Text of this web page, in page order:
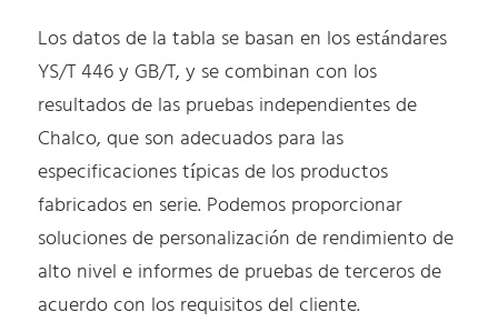
Los datos de la tabla se basan en los estándares
YS/T 446 y GB/T, y se combinan con los
resultados de las pruebas independientes de
Chalco, que son adecuados para las
especificaciones típicas de los productos
fabricados en serie. Podemos proporcionar
soluciones de personalización de rendimiento de
alto nivel e informes de pruebas de terceros de
acuerdo con los requisitos del cliente.